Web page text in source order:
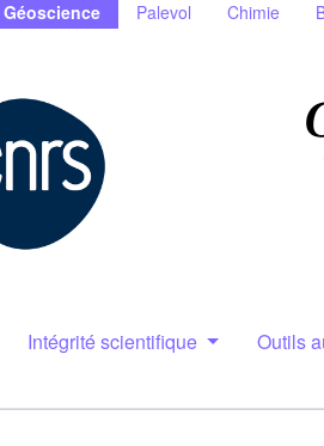
Géoscience Palevol Chimie
Intégrité scientifique Outils